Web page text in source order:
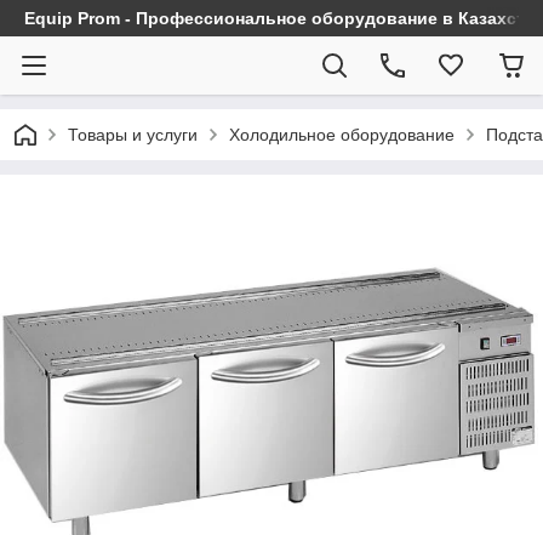
Equip Prom - Профессиональное оборудование в
Товары и услуги Холодильное оборудование